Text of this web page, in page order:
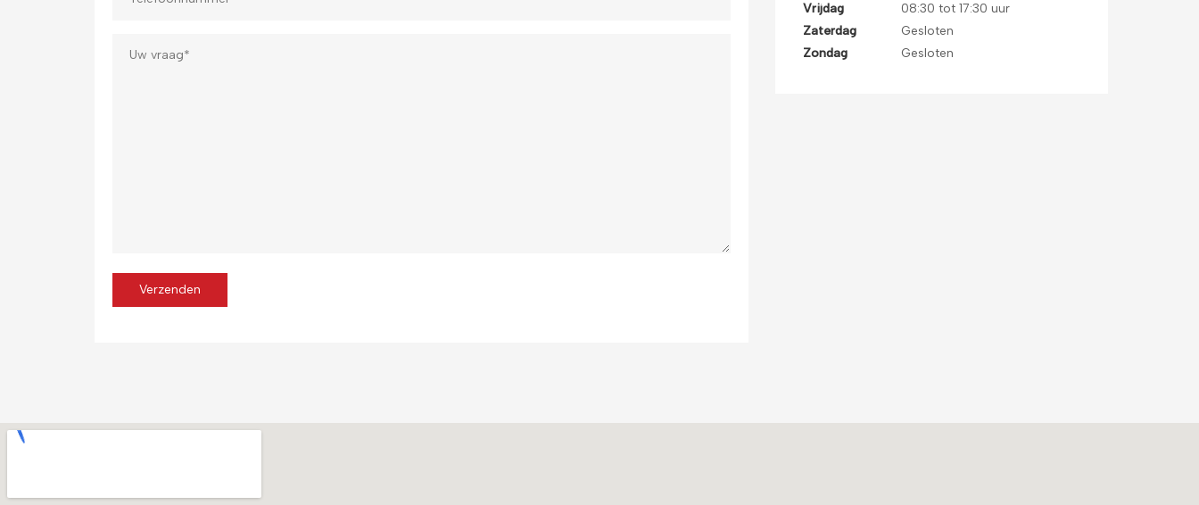
Vrijdag
08:30 tot 17:30 uur
Zaterdag
Gesloten
Zondag
Gesloten